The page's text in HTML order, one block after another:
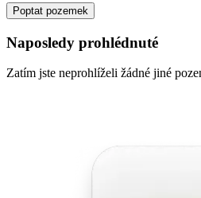
Poptat pozemek
Naposledy prohlédnuté
Zatím jste neprohlíželi žádné jiné